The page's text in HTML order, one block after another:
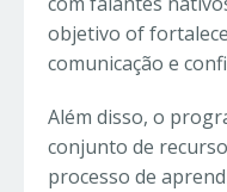
objetivo of
comunicação e
Além disso, o
conjunto de
processo de